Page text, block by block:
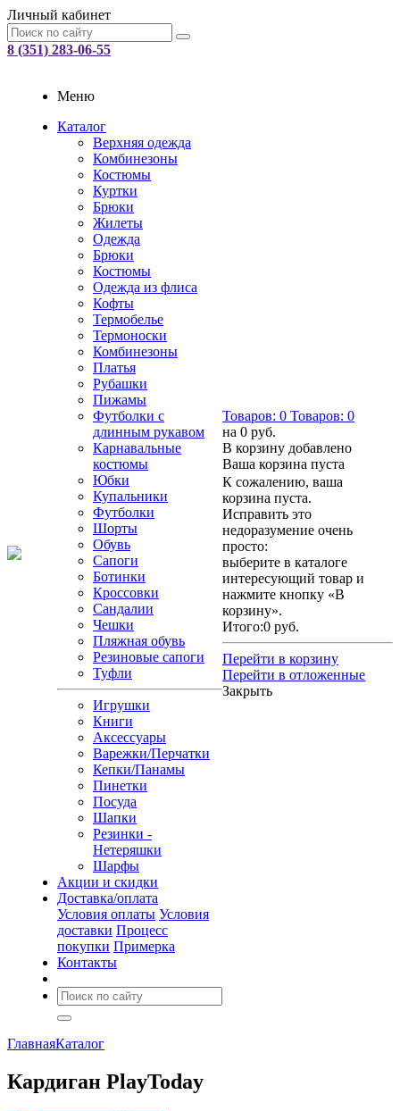
Личный кабинет
8 (351) 283-06-55
Меню
Каталог
Верхняя одежда
Комбинезоны
Костюмы
Куртки
Брюки
Жилеты
Одежда
Брюки
Костюмы
Одежда из флиса
Кофты
Термобелье
Термоноски
Комбинезоны
Платья
Рубашки
Пижамы
Футболки с
длинным рукавом
Карнавальные
костюмы
Юбки
Купальники
Футболки
Шорты
Обувь
Сапоги
Ботинки
Кроссовки
Сандалии
Чешки
Пляжная обувь
Резиновые сапоги
Туфли
Игрушки
Книги
Аксессуары
Варежки/Перчатки
Кепки/Панамы
Пинетки
Посуда
Шапки
Резинки -
Нетеряшки
Шарфы
Акции и скидки
Доставка/оплата
Условия оплаты Условия
доставки Процесс
покупки Примерка
Контакты
Товаров: 0 Товаров: 0
на 0 руб.
В корзину добавлено
Ваша корзина пуста
К сожалению, ваша
корзина пуста.
Исправить это
недоразумение очень
просто:
выберите в каталоге
интересующий товар и
нажмите кнопку «В
корзину».
Итого:0 руб.
Перейти в корзину
Перейти в отложенные
Закрыть
ГлавнаяКаталог
Кардиган PlayToday